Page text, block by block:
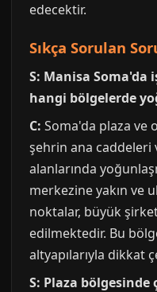
edecektir.
Sıkça Sorulan
S: Manisa Soma'da
hangi bölgelerde
C: Soma'da plaza ve
şehrin ana caddeleri
alanlarında
merkezine yakın ve
noktalar, büyük
edilmektedir. Bu
altyapılarıyla dikkat
S: Plaza